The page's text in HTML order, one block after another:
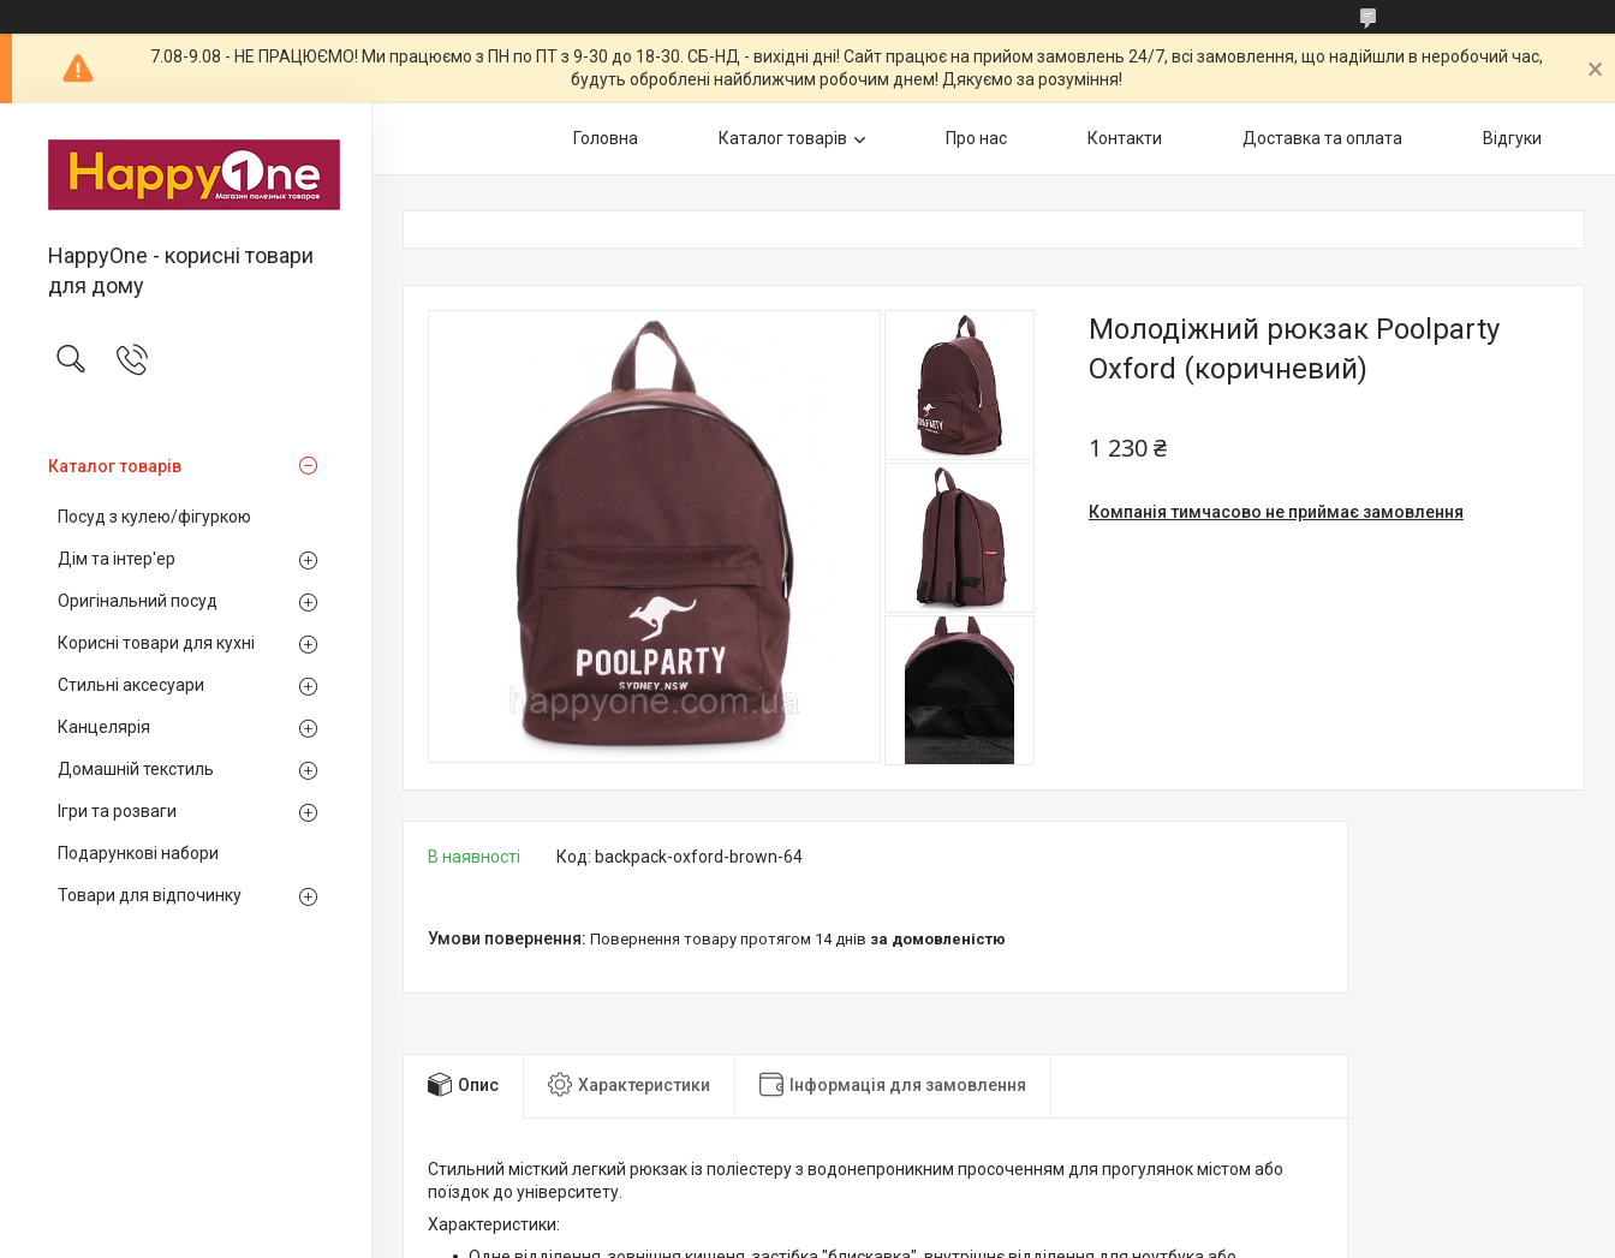
7.08-9.08 - НЕ ПРАЦЮЄМО! Ми працюємо з ПН по ПТ з 9-30 до 18-30. СБ-НД - вихідні дні! Сайт працює на прийом замовлень 24/7, всі замовлення, що надійшли в неробочий час,
будуть оброблені найближчим робочим днем! Дякуємо за розуміння!
HappyOne - корисні товари
для дому
Каталог товарів
Посуд з кулею/фігуркою
Дім та інтер'ер
Оригінальний посуд
Корисні товари для кухні
Стильні аксесуари
Канцелярія
Домашній текстиль
Ігри та розваги
Подарункові набори
Товари для відпочинку
Головна Каталог товарів Про нас Контакти Доставка та оплата Відгуки
Молодіжний рюкзак Poolparty
Oxford (коричневий)
1 230 ₴
Компанія тимчасово не приймає замовлення
В наявності Код: backpack-oxford-brown-64
повернення товару протягом 14 днів за домовленістю
Опис Характеристики Інформація для замовлення
Стильний місткий легкий рюкзак із поліестеру з водонепроникним просоченням для прогулянок містом або
поїздок до університету.
Характеристики: